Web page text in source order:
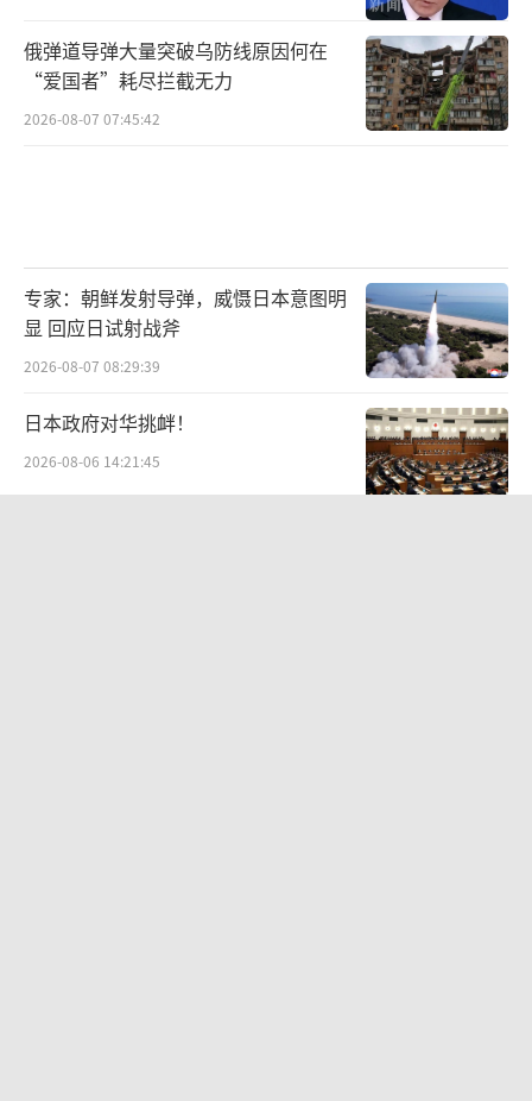
俄弹道导弹大量突破乌防线原因何在
“爱国者”耗尽拦截无力
2026-08-07 07:45:42
专家：朝鲜发射导弹，威慑日本意图明
显 回应日试射战斧
2026-08-07 08:29:39
日本政府对华挑衅！
2026-08-06 14:21:45